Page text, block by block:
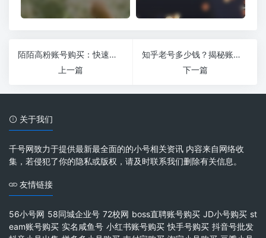
陌陌高粉账号购买：快速提升社交影响力的捷径
上一篇
知乎老号多少钱？揭秘账号交易市场价格与风险
下一篇
关于我们
千号网致力于提供最新最全面的的小号相关资讯 内容来自网络收
集，若侵犯了你的隐私或版权，请及时联系我们删除有关信息。
友情链接
56小号网 58同城企业号 72校网 boss直聘账号购买 JD小号购买 st
eam账号购买 实名咸鱼号 小红书账号购买 快手号购买 抖音号批发